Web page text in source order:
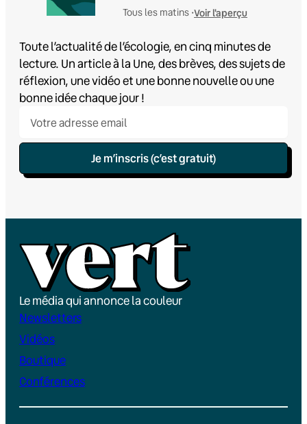
Tous les matins •Voir l'aperçu
Toute l’actualité de l’écologie, en cinq minutes de
lecture. Un article à la Une, des brèves, des sujets de
réflexion, une vidéo et une bonne nouvelle ou une
bonne idée chaque jour !
Je m’inscris (c’est gratuit)
Le média qui annonce la couleur
Newsletters
Vidéos
Boutique
Conférences